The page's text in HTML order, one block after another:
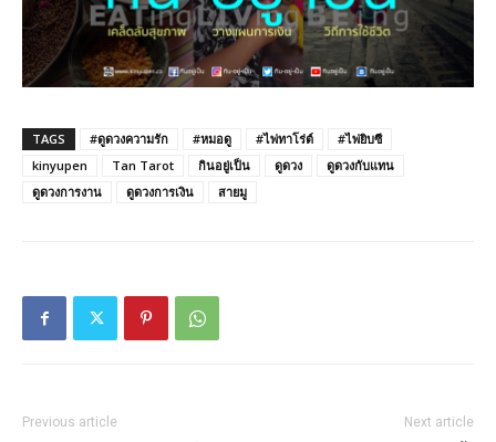
TAGS #ดูดวงความรัก #หมอดู #ไพ่ทาโร่ต์
#ไพ่ยิบซี
kinyupen
Tan Tarot กินอยู่เป็น ดูดวง
ดูดวงกับแทน
ดูดวงการงาน
ดูดวงการเงิน สายมู
Previous article Next article